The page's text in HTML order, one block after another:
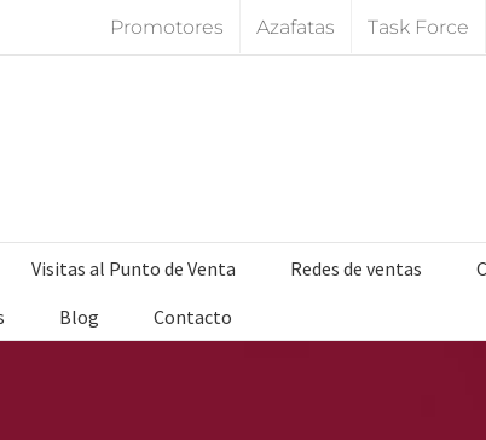
Promotores Azafatas Task Force
Visitas al Punto de Venta Redes de ventas
Blog Contacto